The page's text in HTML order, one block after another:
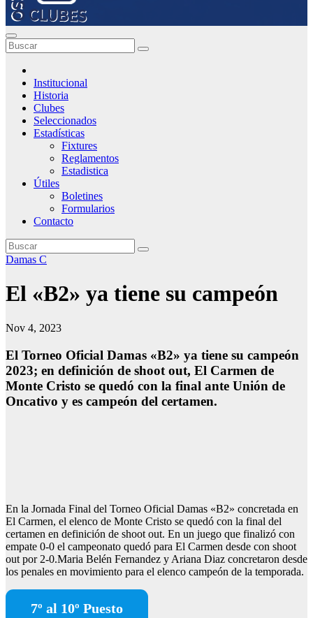
Institucional
Historia
Clubes
Seleccionados
Estadísticas
Fixtures
Reglamentos
Estadistica
Útiles
Boletines
Formularios
Contacto
Damas C
El «B2» ya tiene su campeón
Nov 4, 2023
El Torneo Oficial Damas «B2» ya tiene su campeón
2023; en definición de shoot out, El Carmen de
Monte Cristo se quedó con la final ante Unión de
Oncativo y es campeón del certamen.
En la Jornada Final del Torneo Oficial Damas «B2» concretada en
El Carmen, el elenco de Monte Cristo se quedó con la final del
certamen en definición de shoot out. En un juego que finalizó con
empate 0-0 el campeonato quedó para El Carmen desde con shoot
out por 2-0.Maria Belén Fernandez y Ariana Diaz concretaron desde
los penales en movimiento para el elenco campeón de la temporada.
7º al 10º Puesto